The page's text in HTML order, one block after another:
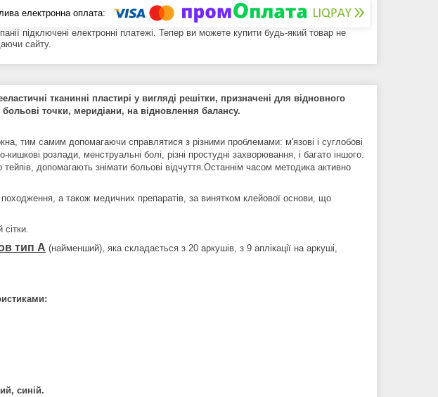
підключені електронні платежі. Тепер ви можете купити будь-який товар не
сайту.
тканинні пластирі у вигляді решітки, призначені для відновного
больові точки, меридіани, на відновлення балансу.
тим самим допомагаючи справлятися з різними проблемами: м'язові і суглобові
розлади, менструальні болі, різні простудні захворювання, і багато іншого.
допомагають знімати больові відчуття.Останнім часом методика активно
а також медичних препаратів, за винятком клейової основи, що
тип А (найменший), яка складається з 20 аркушів, з 9 аплікації на аркуші,
синій.